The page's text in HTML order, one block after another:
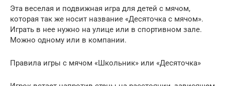
Эта веселая и подвижная игра для детей с мячом,
которая так же носит название «Десяточка с мячом».
Играть в нее нужно на улице или в спортивном зале.
Можно одному или в компании.
Правила игры с мячом «Школьник» или «Десяточка»